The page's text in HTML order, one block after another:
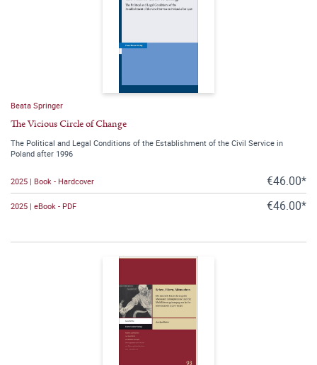
Beata Springer
The Vicious Circle of Change
The Political and Legal Conditions of the Establishment of the Civil Service in
Poland after 1996
2025 | Book - Hardcover €46.00*
2025 | eBook - PDF €46.00*